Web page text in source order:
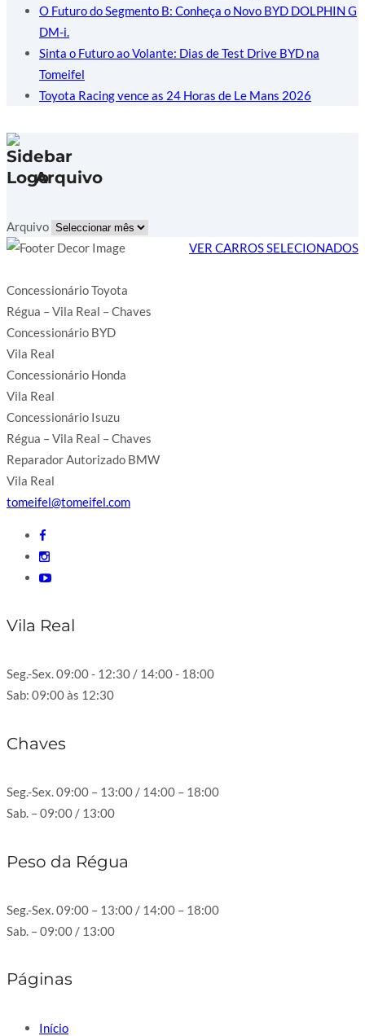
O Futuro do Segmento B: Conheça o Novo BYD DOLPHIN G
DM-i.
Sinta o Futuro ao Volante: Dias de Test Drive BYD na
Tomeifel
Toyota Racing vence as 24 Horas de Le Mans 2026
Arquivo
Arquivo
VER CARROS SELECIONADOS
Concessionário Toyota
Régua – Vila Real – Chaves
Concessionário BYD
Vila Real
Concessionário Honda
Vila Real
Concessionário Isuzu
Régua – Vila Real – Chaves
Reparador Autorizado BMW
Vila Real
tomeifel@tomeifel.com
Vila Real
Seg.-Sex. 09:00 - 12:30 / 14:00 - 18:00
Sab: 09:00 às 12:30
Chaves
Seg.-Sex. 09:00 – 13:00 / 14:00 – 18:00
Sab. – 09:00 / 13:00
Peso da Régua
Seg.-Sex. 09:00 – 13:00 / 14:00 – 18:00
Sab. – 09:00 / 13:00
Páginas
Início